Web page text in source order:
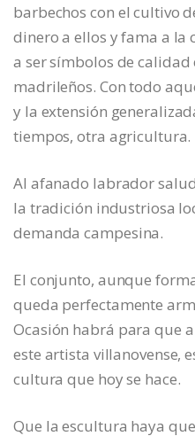
barbechos con el cultivo
dinero a ellos y fama a
a ser símbolos de calidad
madrileños. Con todo
y la extensión
tiempos, otra agricultura.
Al afanado labrador
la tradición industriosa
demanda campesina.
El conjunto, aunque
queda perfectamente
Ocasión habrá para que
este artista villanovense,
cultura que hoy se hace.
Que la escultura haya